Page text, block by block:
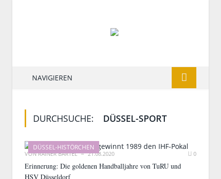
NAVIGIEREN
DURCHSUCHE: DÜSSEL-SPORT
DÜSSEL-HISTÖRCHEN
VONRAINER BARTEL 21.08.2020 0
Erinnerung: Die goldenen Handballjahre von TuRU und
HSV Düsseldorf